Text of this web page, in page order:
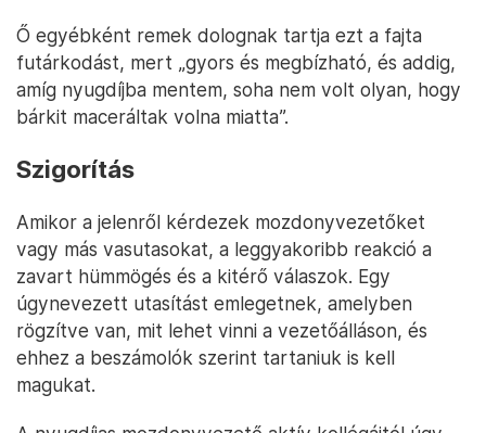
Ő egyébként remek dolognak tartja ezt a fajta
futárkodást, mert „gyors és megbízható, és addig,
amíg nyugdíjba mentem, soha nem volt olyan, hogy
bárkit maceráltak volna miatta”.
Szigorítás
Amikor a jelenről kérdezek mozdonyvezetőket
vagy más vasutasokat, a leggyakoribb reakció a
zavart hümmögés és a kitérő válaszok. Egy
úgynevezett utasítást emlegetnek, amelyben
rögzítve van, mit lehet vinni a vezetőálláson, és
ehhez a beszámolók szerint tartaniuk is kell
magukat.